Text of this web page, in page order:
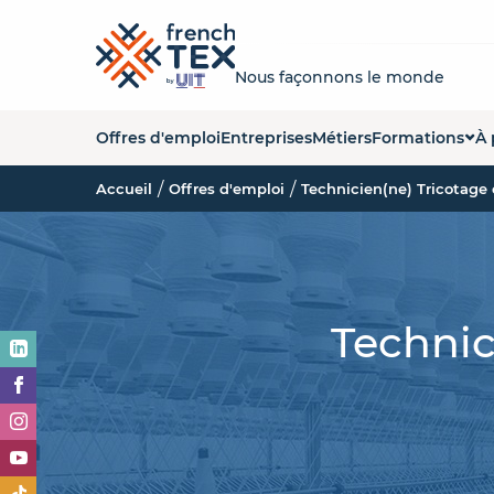
Nous façonnons le monde
Offres d'emploiEntreprisesMétiersFormations
Liste des
À
Accueil Offres d'emploi Technicien(ne) Tricotage